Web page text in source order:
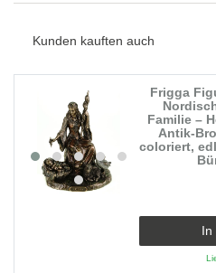
Kunden kauften auch
Frigga
Familie –
Antik-
coloriert,
In